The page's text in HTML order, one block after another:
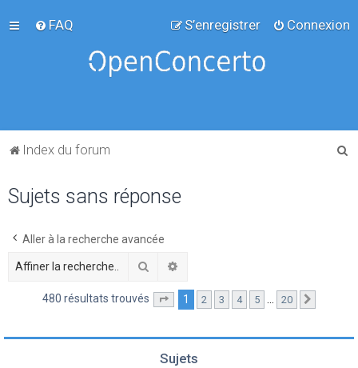
FAQ Connexion
S’enregistrer
Index du forum
Sujets sans réponse
Aller à la recherche avancée
Rechercher
480 résultats trouvés Page sur20
1 2 3 4 5 … 20
Sujets